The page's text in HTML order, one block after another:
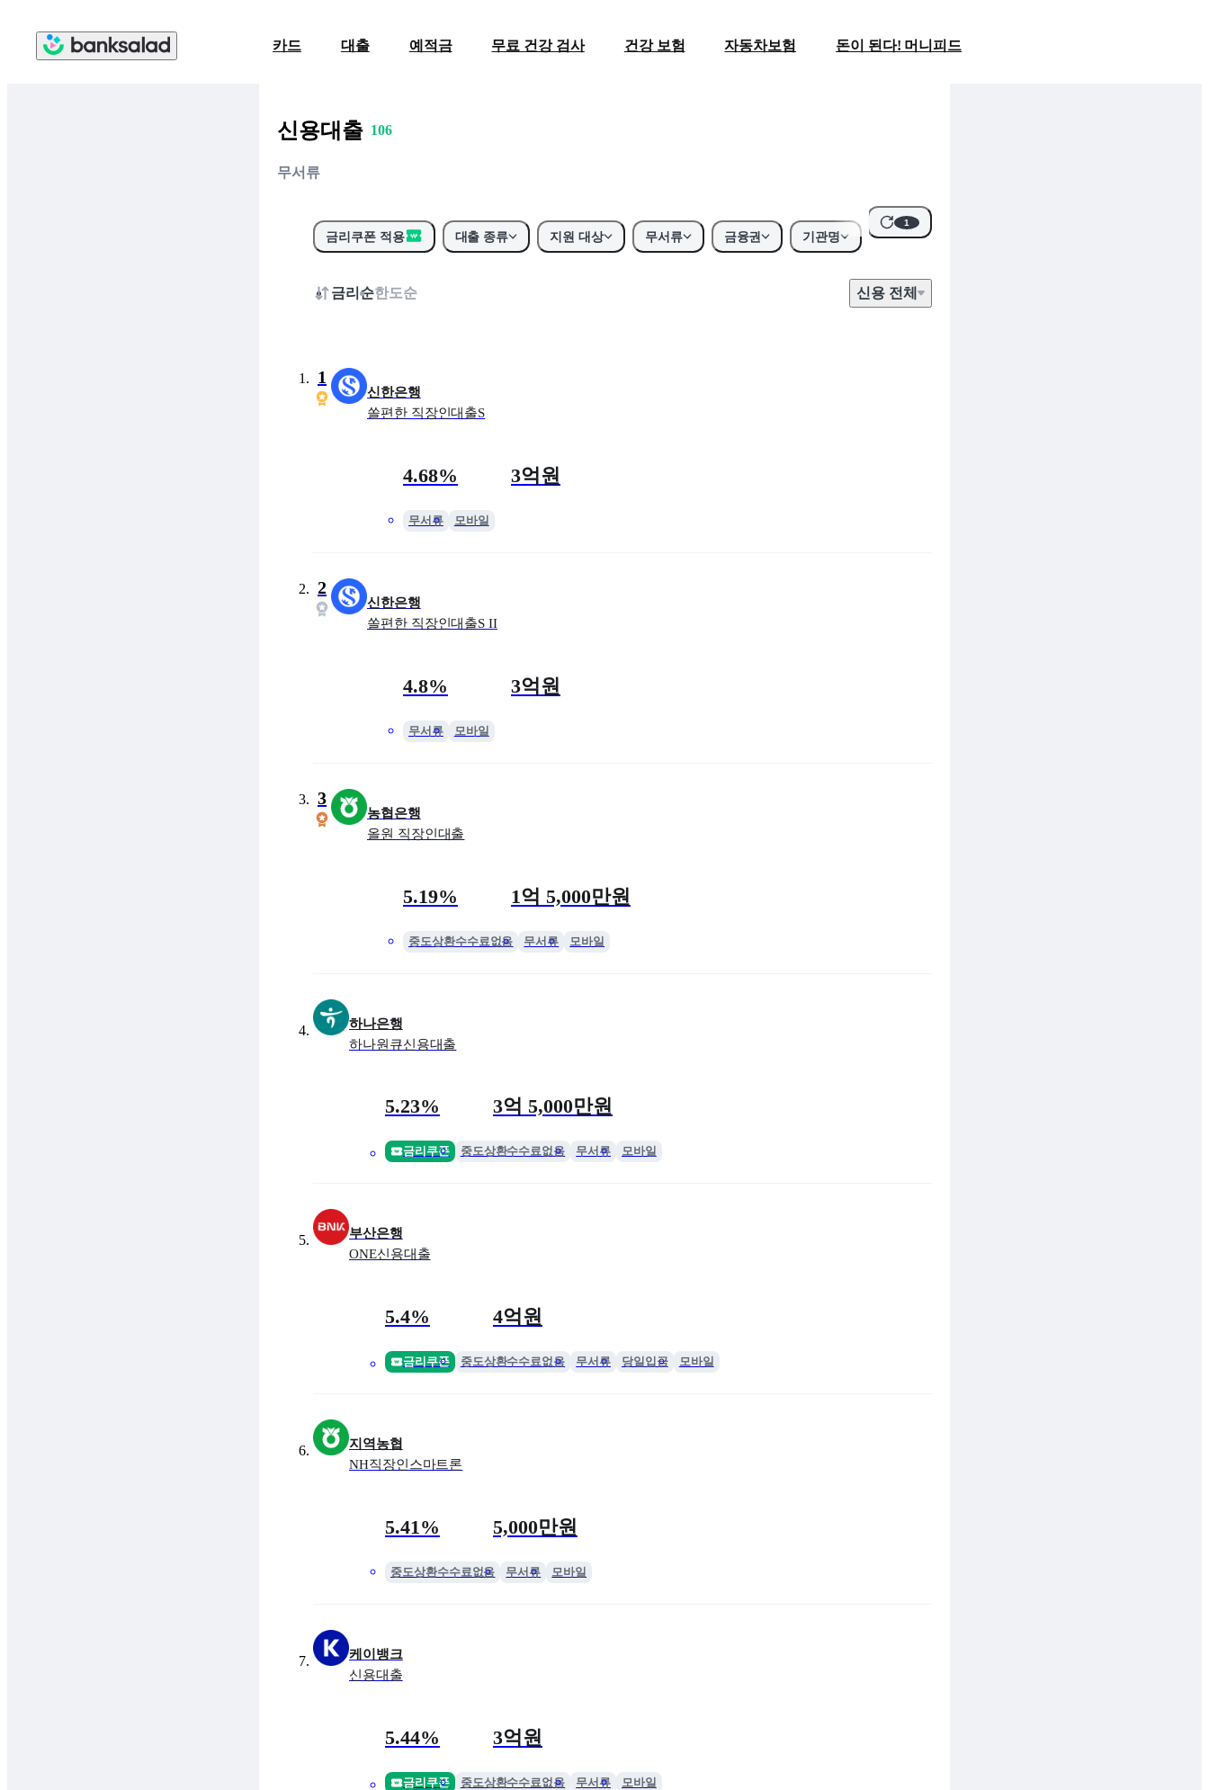
카드 대출 예적금 무료 건강 검사 건강 보험 자동차보험 돈이 된다! 머니피드
신용대출 1
5
6
8
0
4
7
6
0
무서류
금리쿠폰 적용 대출 종류 지원 대상 무서류 금융권 기관명
1
금리순한도순 신용 전체
1
신한은행
쏠편한 직장인대출S
금리4.68%
최대 한도 3억원
무서류 모바일
2
신한은행
쏠편한 직장인대출S II
금리4.8%
최대 한도 3억원
무서류 모바일
3
농협은행
올원 직장인대출
금리5.19%
최대 한도 1억 5,000만원
중도상환수수료없음 무서류 모바일
하나은행
하나원큐신용대출
금리5.23%
최대 한도 3억 5,000만원
금리쿠폰 중도상환수수료없음 무서류 모바일
부산은행
ONE신용대출
금리5.4%
최대 한도 4억원
금리쿠폰 중도상환수수료없음 무서류 당일입금 모바일
지역농협
NH직장인스마트론
금리5.41%
최대 한도 5,000만원
중도상환수수료없음 무서류 모바일
케이뱅크
신용대출
금리5.44%
최대 한도 3억원
금리쿠폰 중도상환수수료없음 무서류 모바일